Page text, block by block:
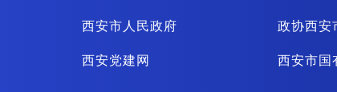
西安市人民政府 政协西安
西安党建网 西安市国